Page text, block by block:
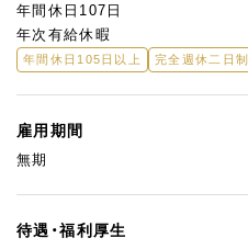
年間休日107日
年次有給休暇
年間休日105日以上 完全週休二日制
雇用期間
無期
待遇・福利厚生